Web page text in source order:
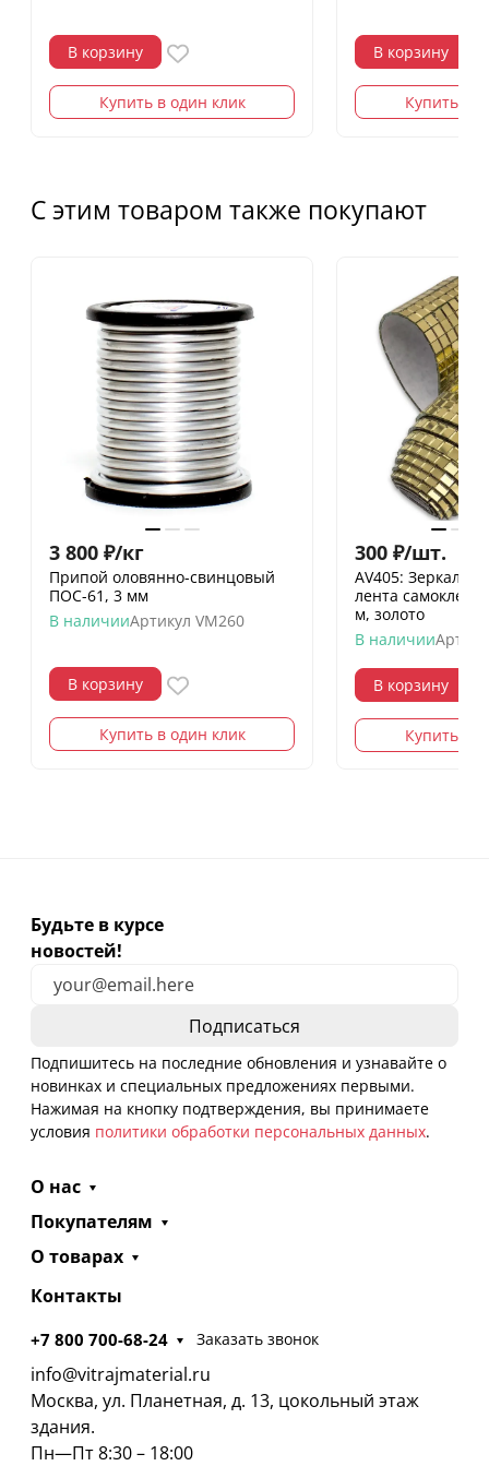
В корзину
Купить в один клик
В корзину
Купить в
С этим товаром также покупают
3 800 ₽/кг
Припой оловянно-свинцовый
ПОС-61, 3 мм
В наличииАртикул VM260
В корзину
Купить в один клик
300 ₽/шт.
AV405:
лента
м, золото
В наличии
В корзину
Купить в
Будьте в курсе
новостей!
Подпишитесь на последние обновления и узнавайте о
новинках и специальных предложениях первыми.
Нажимая на кнопку подтверждения, вы принимаете
условия политики обработки персональных данных.
О нас
Покупателям
О товарах
Контакты
+7 800 700-68-24 Заказать звонок
info@vitrajmaterial.ru
Москва, ул. Планетная, д. 13, цокольный этаж
здания.
Пн—Пт 8:30 – 18:00